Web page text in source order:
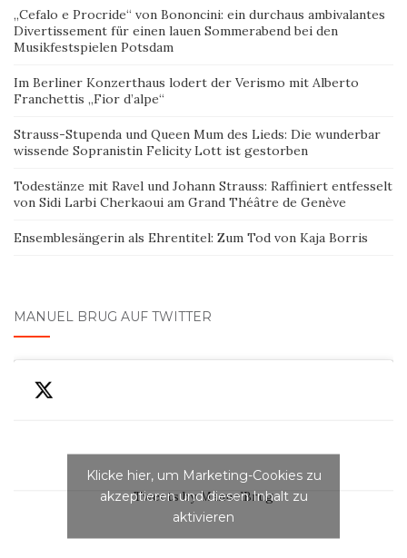
„Cefalo e Procride“ von Bononcini: ein durchaus ambivalantes
Divertissement für einen lauen Sommerabend bei den
Musikfestspielen Potsdam
Im Berliner Konzerthaus lodert der Verismo mit Alberto
Franchettis „Fior d’alpe“
Strauss-Stupenda und Queen Mum des Lieds: Die wunderbar
wissende Sopranistin Felicity Lott ist gestorben
Todestänze mit Ravel und Johann Strauss: Raffiniert entfesselt
von Sidi Larbi Cherkaoui am Grand Théâtre de Genève
Ensemblesängerin als Ehrentitel: Zum Tod von Kaja Borris
MANUEL BRUG AUF TWITTER
Tweets by ManuelBrug
Klicke hier, um Marketing-Cookies zu
akzeptieren und diesen Inhalt zu
aktivieren